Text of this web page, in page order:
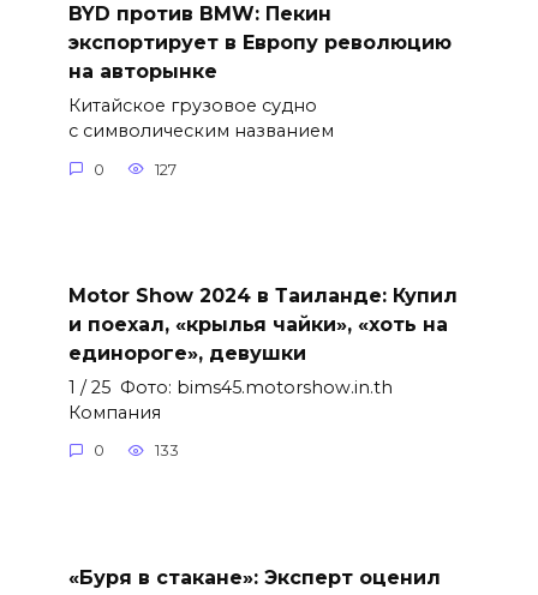
BYD против BMW: Пекин
экспортирует в Европу революцию
на авторынке
Китайское грузовое судно
с символическим названием
0 127
Motor Show 2024 в Таиланде: Купил
и поехал, «крылья чайки», «хоть на
единороге», девушки
1 / 25 Фото: bims45.motorshow.in.th
Компания
0 133
«Буря в стакане»: Эксперт оценил